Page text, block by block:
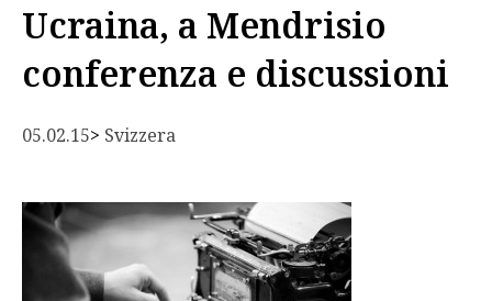
Ucraina, a Mendrisio
conferenza e discussioni
05.02.15> Svizzera